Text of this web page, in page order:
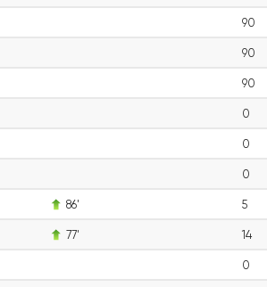
90
90
90
0
0
0
86' 5
77' 14
0